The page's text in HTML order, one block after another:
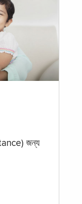
জন্য